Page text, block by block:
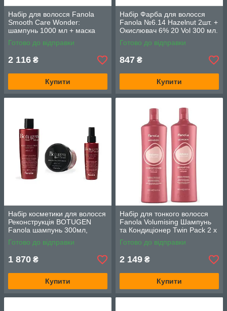
Набір для волосся Fanola
Smooth Care Wonder:
шампунь 1000 мл + маска
1000 мл
Готово до відправки
2 116 ₴
Купити
Набір Фарба для волосся
Fanola №6.14 Hazelnut 2шт. +
Окислювач 6% 20 Vol 300 мл.
Готово до відправки
847 ₴
Купити
Набір косметики для волосся
Реконструкція BOTUGEN
Fanola шампунь 300мл,
маска 300мл, філер-спрей
150мл.
Готово до відправки
1 870 ₴
Купити
Набір для тонкого волосся
Fanola Volumising Шампунь
та Кондиціонер Twin Pack 2 x
1000 мл.
Готово до відправки
2 149 ₴
Купити